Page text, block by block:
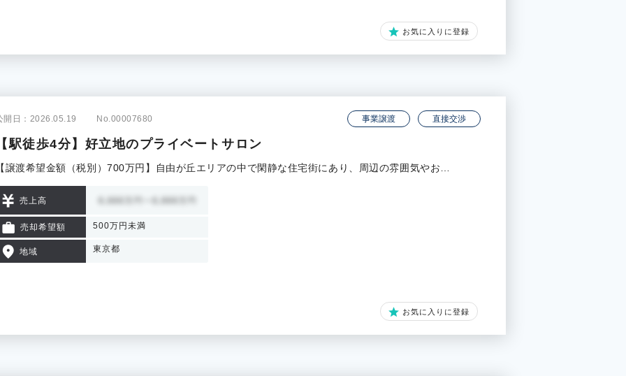
お気に入りに登録
開日：2026.05.19 No.00007680 事業譲渡 直接交渉
駅徒歩4分】好立地のプライベートサロン
譲渡希望金額（税別）700万円】自由が丘エリアの中で閑静な住宅街にあり、周辺の雰囲気やお…
売上高
売却希望額 500万円未満
地域 東京都
お気に入りに登録